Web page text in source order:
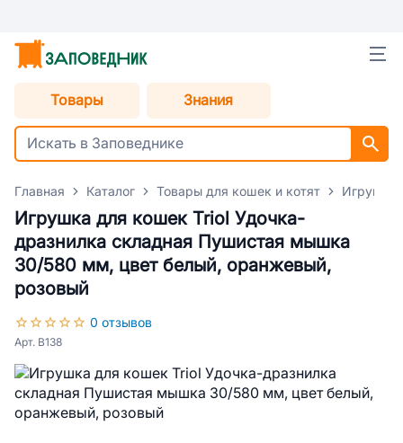
Товары Знания
Главная Каталог Товары для кошек и котят Игрушки
Игрушка для кошек Triol Удочка-
дразнилка складная Пушистая мышка
30/580 мм, цвет белый, оранжевый,
розовый
0 отзывов
Арт. B138